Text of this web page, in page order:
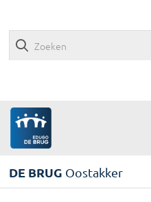
DE BRUG Oostakker